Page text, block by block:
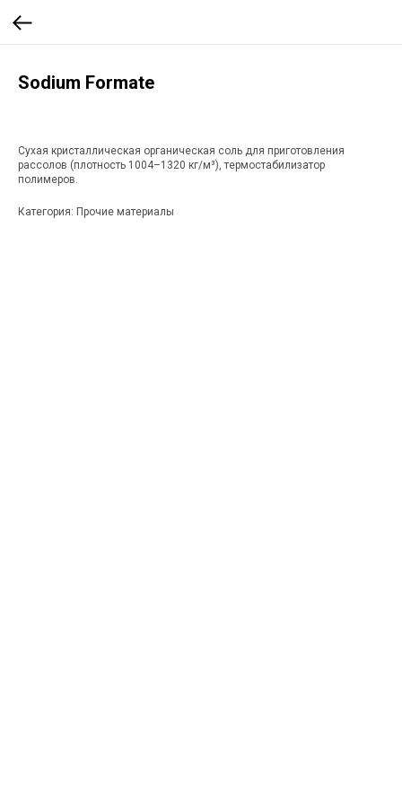
Sodium Formate
Сухая кристаллическая органическая соль для приготовления
рассолов (плотность 1004–1320 кг/м³), термостабилизатор
полимеров.
Категория: Прочие материалы